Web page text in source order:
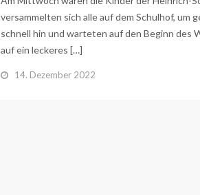
versammelten sich alle auf dem Schulhof, um
schnell hin und warteten auf den Beginn des
auf ein leckeres […]
14. Dezember 2022